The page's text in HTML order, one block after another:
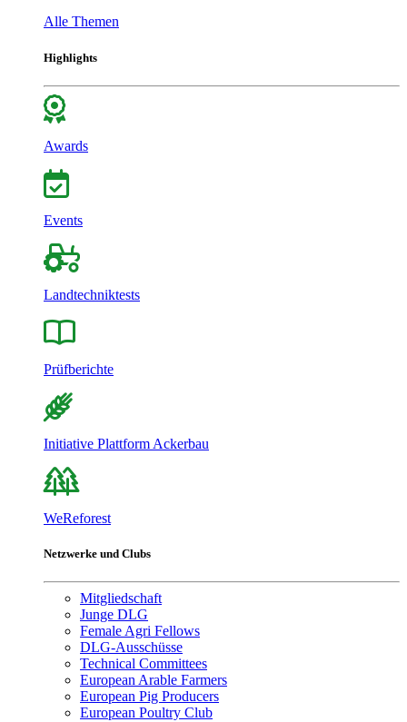
Alle Themen
Highlights
Awards
Events
Landtechniktests
Prüfberichte
Initiative Plattform Ackerbau
WeReforest
Netzwerke und Clubs
Mitgliedschaft
Junge DLG
Female Agri Fellows
DLG-Ausschüsse
Technical Committees
European Arable Farmers
European Pig Producers
European Poultry Club